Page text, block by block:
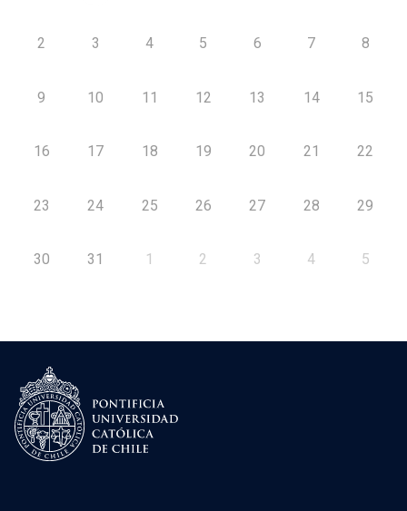
2 3 4 5 6 7 8
9 10 11 12 13 14 15
16 17 18 19 20 21 22
23 24 25 26 27 28 29
30 31 1 2 3 4 5